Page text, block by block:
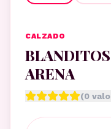
CALZADO
ARENA
(0